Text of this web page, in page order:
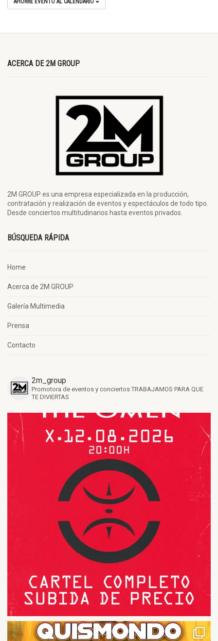
AHORRE EVENTO AL CALENDARIO
ACERCA DE 2M GROUP
2M GROUP es una empresa especializada en la producción,
contratación y realización de eventos y espectáculos de todo tipo.
Desde conciertos multitudinarios hasta eventos privados.
BÚSQUEDA RÁPIDA
Home
Acerca de 2M GROUP
Galería Multimedia
Prensa
Contacto
2m_group
Promotora de eventos y conciertos TRABAJAMOS PARA QUE
TE DIVIERTAS